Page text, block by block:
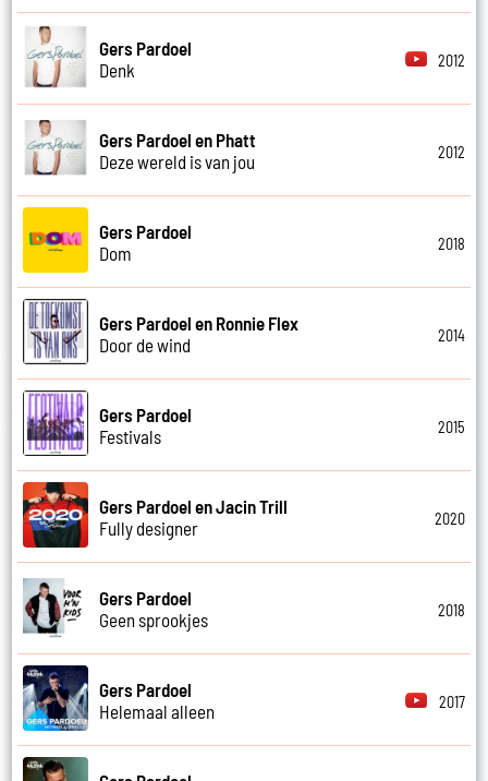
Gers Pardoel
Denk
2012
Gers Pardoel en Phatt
Deze wereld is van jou
2012
Gers Pardoel
Dom
2018
Gers Pardoel en Ronnie Flex
Door de wind
2014
Gers Pardoel
Festivals
2015
Gers Pardoel en Jacin Trill
Fully designer
2020
Gers Pardoel
Geen sprookjes
2018
Gers Pardoel
Helemaal alleen
2017